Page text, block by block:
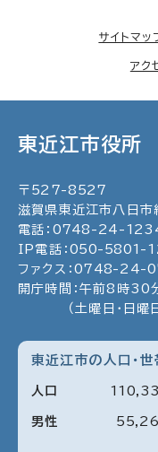
サイトマッ
アク
東近江市役所
〒 527-8527
滋賀県東近江市八日市
電話： 0748 - 24 -
IP電話： 050- 5801 -
ファクス： 0748- 24-
開庁時間：午前8時30
（土曜日・日曜
東近江市の人口・世
人口 110
男性 55